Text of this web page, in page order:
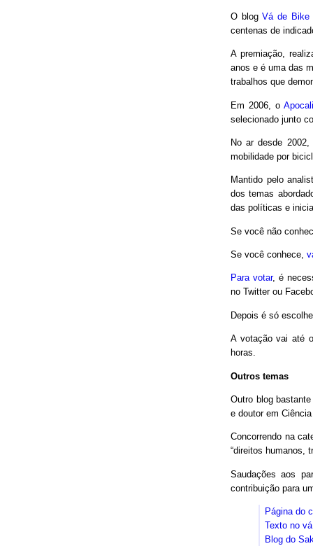
O blogVá de Bike
centenas de
A premiação,
anos e é uma das
trabalhos que
Em 2006, o
selecionado junto
No ar desde
mobilidade por
Mantido pelo
dos temas
das políticas e
Se você não
Se você conhece,
Para votar, é
no Twitter ou
Depois é só
A votação vai até
horas.
Outros temas
Outro blog
e doutor em
Concorrendo na
“direitos humanos,
Saudações aos
contribuição para
Página do
Texto no
Blog do